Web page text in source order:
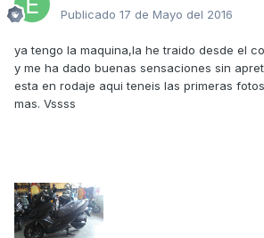
Publicado 17 de Mayo del 2016
ya tengo la maquina,la he traido desde el
y me ha dado buenas sensaciones sin
esta en rodaje aqui teneis las primeras
mas. Vssss